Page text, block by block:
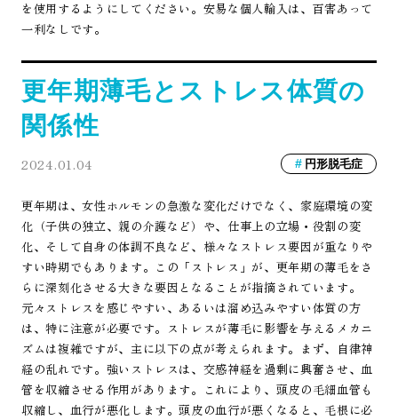
を使用するようにしてください。安易な個人輸入は、百害あって
一利なしです。
更年期薄毛とストレス体質の
関係性
2024.01.04 円形脱毛症
更年期は、女性ホルモンの急激な変化だけでなく、家庭環境の変
化（子供の独立、親の介護など）や、仕事上の立場・役割の変
化、そして自身の体調不良など、様々なストレス要因が重なりや
すい時期でもあります。この「ストレス」が、更年期の薄毛をさ
らに深刻化させる大きな要因となることが指摘されています。
元々ストレスを感じやすい、あるいは溜め込みやすい体質の方
は、特に注意が必要です。ストレスが薄毛に影響を与えるメカニ
ズムは複雑ですが、主に以下の点が考えられます。まず、自律神
経の乱れです。強いストレスは、交感神経を過剰に興奮させ、血
管を収縮させる作用があります。これにより、頭皮の毛細血管も
収縮し、血行が悪化します。頭皮の血行が悪くなると、毛根に必